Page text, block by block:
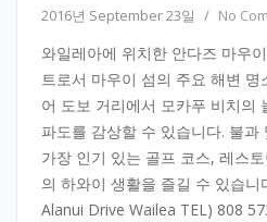
2016년 September 23일 / No
와일레아에 위치한 안다즈 마우
트로서 마우이 섬의 주요 해변
어 도보 거리에서 모카푸 비치의
파도를 감상할 수 있습니다. 불과
가장 인기 있는 골프 코스, 레스
의 하와이 생활을 즐길 수 있습니
Alanui Drive Wailea TEL) 808